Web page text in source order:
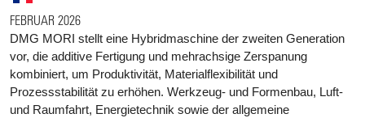
FEBRUAR 2026
DMG MORI stellt eine Hybridmaschine der zweiten Generation
vor, die additive Fertigung und mehrachsige Zerspanung
kombiniert, um Produktivität, Materialflexibilität und
Prozessstabilität zu erhöhen. Werkzeug- und Formenbau, Luft-
und Raumfahrt, Energietechnik sowie der allgemeine